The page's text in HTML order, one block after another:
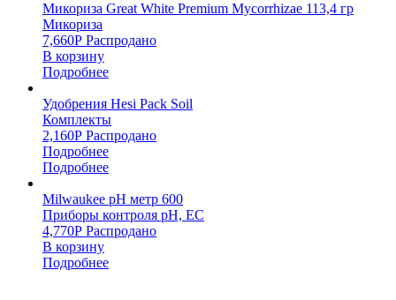
Микориза Great White Premium Mycorrhizae 113,4 гр
Микориза
7,660Р Распродано
В корзину
Подробнее
Удобрения Hesi Pack Soil
Комплекты
2,160Р Распродано
Подробнее
Подробнее
Milwaukee pH метр 600
Приборы контроля pH, EC
4,770Р Распродано
В корзину
Подробнее